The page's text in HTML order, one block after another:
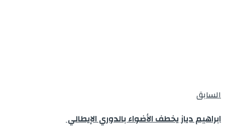
السابق
ابراهيم دياز يخطف الأضواء بالدوري الإيطالي